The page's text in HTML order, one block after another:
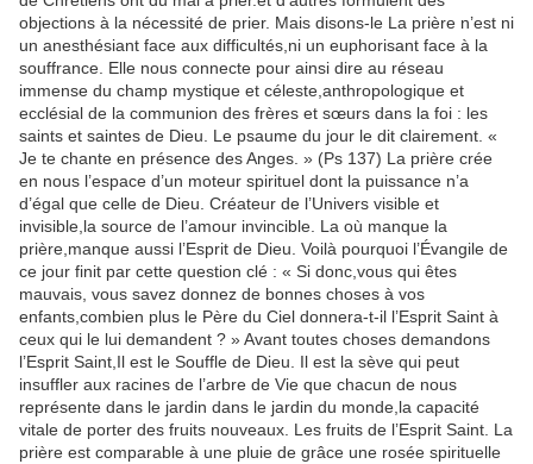
objections à la nécessité de prier. Mais disons-le La prière n’est ni
un anesthésiant face aux difficultés,ni un euphorisant face à la
souffrance. Elle nous connecte pour ainsi dire au réseau
immense du champ mystique et céleste,anthropologique et
ecclésial de la communion des frères et sœurs dans la foi : les
saints et saintes de Dieu. Le psaume du jour le dit clairement. «
Je te chante en présence des Anges. » (Ps 137) La prière crée
en nous l’espace d’un moteur spirituel dont la puissance n’a
d’égal que celle de Dieu. Créateur de l’Univers visible et
invisible,la source de l’amour invincible. La où manque la
prière,manque aussi l’Esprit de Dieu. Voilà pourquoi l’Évangile de
ce jour finit par cette question clé : « Si donc,vous qui êtes
mauvais, vous savez donnez de bonnes choses à vos
enfants,combien plus le Père du Ciel donnera-t-il l’Esprit Saint à
ceux qui le lui demandent ? » Avant toutes choses demandons
l’Esprit Saint,Il est le Souffle de Dieu. Il est la sève qui peut
insuffler aux racines de l’arbre de Vie que chacun de nous
représente dans le jardin dans le jardin du monde,la capacité
vitale de porter des fruits nouveaux. Les fruits de l’Esprit Saint. La
prière est comparable à une pluie de grâce une rosée spirituelle